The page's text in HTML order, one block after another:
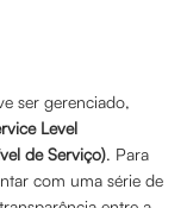
ser gerenciado,
Level
de Serviço). Para
com uma série de